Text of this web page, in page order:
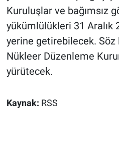
Kuruluşlar ve bağımsız
yükümlülükleri 31 Aralık
yerine getirebilecek.
Nükleer Düzenleme
yürütecek.
Kaynak: RSS